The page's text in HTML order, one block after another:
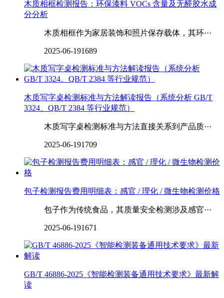
木质相框检测报告：环保漆料 VOCs 含量及无醛胶水成
分分析
木质相框作为家居装饰和照片保存载体，其环···
2025-06-191689
木质写字桌检测标准与方法解读报告（系统分析 GB/T
3324、QB/T 2384 等行业规范）
木质写字桌检测标准与方法直接关系到产品质···
2025-06-191709
包子检测报告费用明细表：感官 / 理化 / 微生物检测价格
包子作为传统食品，其质量安全检测涉及感官···
2025-06-191671
GB/T 46886-2025《智能检测装备通用技术要求》最新解
读